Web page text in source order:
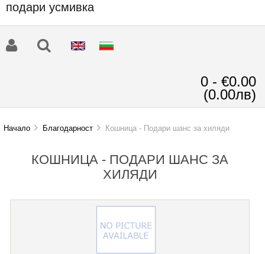
подари усмивка
0 - €0.00
(0.00лв)
Начало Благодарност Кошница - Подари шанс за хиляди
КОШНИЦА - ПОДАРИ ШАНС ЗА
ХИЛЯДИ